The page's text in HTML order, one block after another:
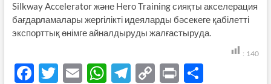
Silkway Accelerator және Hero Training сияқты акселерация
бағдарламалары жергілікті идеяларды бәсекеге қабілетті
экспорттық өнімге айналдыруды жалғастыруда.
: 140
F T E WT C P S